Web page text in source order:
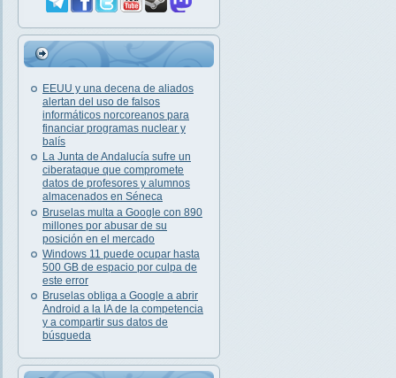
EEUU y una decena de aliados
alertan del uso de falsos
informáticos norcoreanos para
financiar programas nuclear y
balís
La Junta de Andalucía sufre un
ciberataque que compromete
datos de profesores y alumnos
almacenados en Séneca
Bruselas multa a Google con 890
millones por abusar de su
posición en el mercado
Windows 11 puede ocupar hasta
500 GB de espacio por culpa de
este error
Bruselas obliga a Google a abrir
Android a la IA de la competencia
y a compartir sus datos de
búsqueda